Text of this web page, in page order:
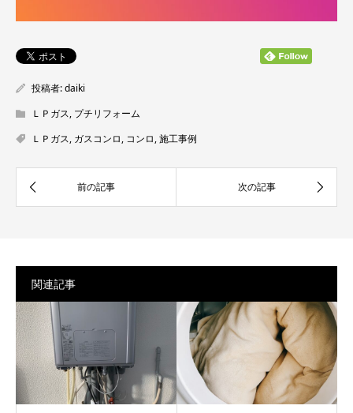
投稿者:daiki
ＬＰガス, プチリフォーム
ＬＰガス, ガスコンロ, コンロ,施工事例
関連記事